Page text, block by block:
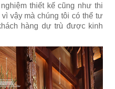
thiết kế cũng như thi
vậy mà chúng tôi có thể tư
hàng dự trù được kinh